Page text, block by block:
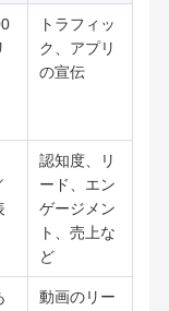
トラフィッ
ク、アプリ
の宣伝
認知度、リ
ード、エン
ゲージメン
ト、売上な
ど
動画のリー